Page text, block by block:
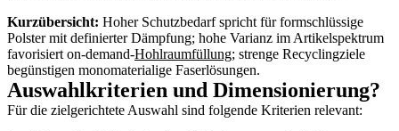
Kurzübersicht: Hoher Schutzbedarf spricht für formschlüssige
Polster mit definierter Dämpfung; hohe Varianz im Artikelspektrum
favorisiert on-demand-Hohlraumfüllung; strenge Recyclingziele
begünstigen monomaterialige Faserlösungen.
Auswahlkriterien und Dimensionierung?
Für die zielgerichtete Auswahl sind folgende Kriterien relevant: